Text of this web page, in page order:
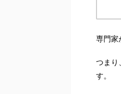
専門家
つまり
す。